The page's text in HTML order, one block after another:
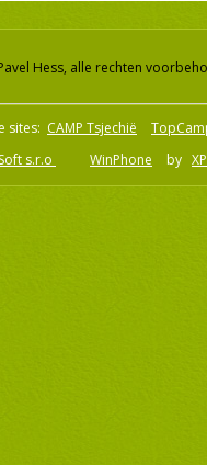
Hess, alle rechten
sites: CAMP Tsjechië
s.r.o WinPhone by